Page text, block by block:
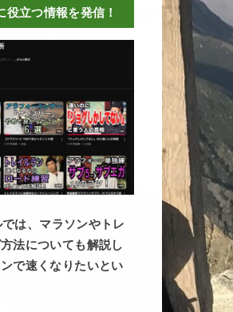
役立つ情報を発信！
は、マラソンやトレ
法についても解説し
で速くなりたいとい